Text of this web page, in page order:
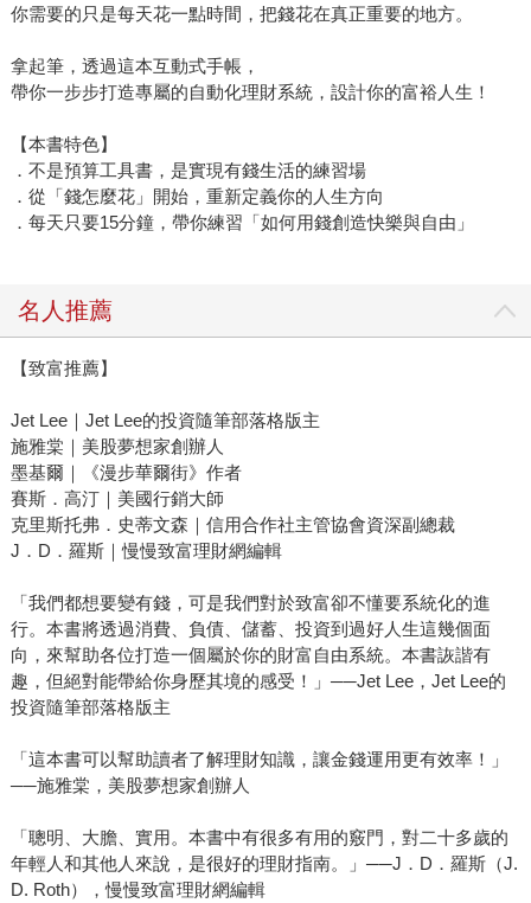
你需要的只是每天花一點時間，把錢花在真正重要的地方。
拿起筆，透過這本互動式手帳，
帶你一步步打造專屬的自動化理財系統，設計你的富裕人生！
【本書特色】
．不是預算工具書，是實現有錢生活的練習場
．從「錢怎麼花」開始，重新定義你的人生方向
．每天只要15分鐘，帶你練習「如何用錢創造快樂與自由」
名人推薦
【致富推薦】
Jet Lee｜Jet Lee的投資隨筆部落格版主
施雅棠｜美股夢想家創辦人
墨基爾｜《漫步華爾街》作者
賽斯．高汀｜美國行銷大師
克里斯托弗．史蒂文森｜信用合作社主管協會資深副總裁
J．D．羅斯｜慢慢致富理財網編輯
「我們都想要變有錢，可是我們對於致富卻不懂要系統化的進
行。本書將透過消費、負債、儲蓄、投資到過好人生這幾個面
向，來幫助各位打造一個屬於你的財富自由系統。本書詼諧有
趣，但絕對能帶給你身歷其境的感受！」──Jet Lee，Jet Lee的
投資隨筆部落格版主
「這本書可以幫助讀者了解理財知識，讓金錢運用更有效率！」
──施雅棠，美股夢想家創辦人
「聰明、大膽、實用。本書中有很多有用的竅門，對二十多歲的
年輕人和其他人來說，是很好的理財指南。」──J．D．羅斯（J.
D. Roth），慢慢致富理財網編輯